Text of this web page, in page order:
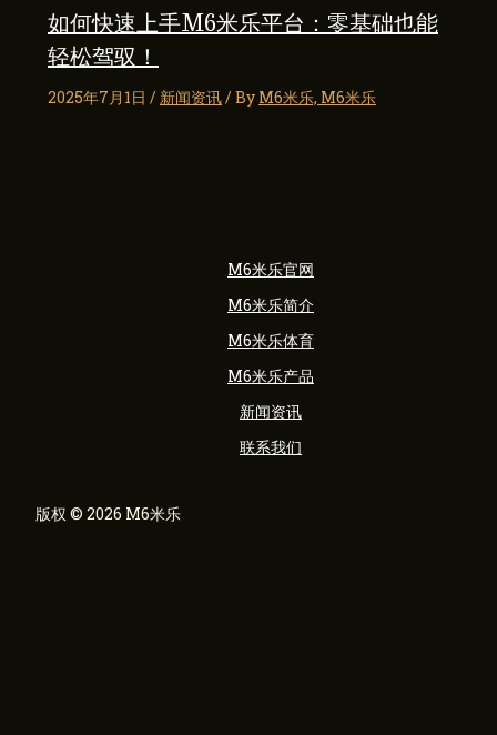
如何快速上手M6米乐平台：零基础也能
轻松驾驭！
2025年7月1日 / 新闻资讯/ By M6米乐, M6米乐
M6米乐官网
M6米乐简介
M6米乐体育
M6米乐产品
新闻资讯
联系我们
版权 © 2026 M6米乐